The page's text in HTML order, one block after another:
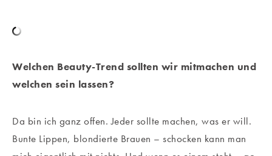
Welchen Beauty-Trend sollten wir mitmachen und
welchen sein lassen?
Da bin ich ganz offen. Jeder sollte machen, was er will.
Bunte Lippen, blondierte Brauen – schocken kann man